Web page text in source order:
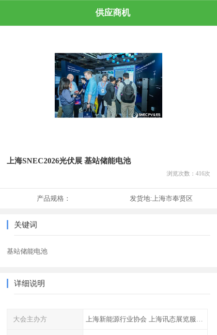
供应商机
上海SNEC2026光伏展 基站储能电池
浏览次数： 416次
产品规格： 发货地:上海市奉贤区
关键词
基站储能电池
详细说明
大会主办方